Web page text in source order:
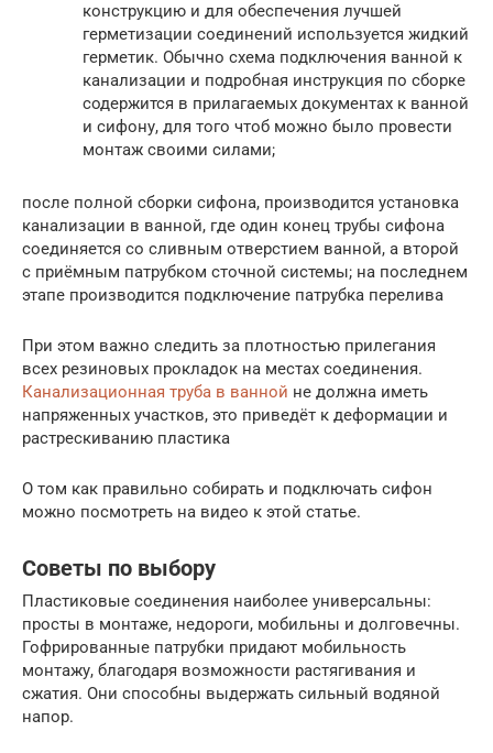
конструкцию и для обеспечения лучшей
герметизации соединений используется жидкий
герметик. Обычно схема подключения ванной к
канализации и подробная инструкция по сборке
содержится в прилагаемых документах к ванной
и сифону, для того чтоб можно было провести
монтаж своими силами;
после полной сборки сифона, производится установка
канализации в ванной, где один конец трубы сифона
соединяется со сливным отверстием ванной, а второй
с приёмным патрубком сточной системы; на последнем
этапе производится подключение патрубка перелива
При этом важно следить за плотностью прилегания
всех резиновых прокладок на местах соединения.
Канализационная труба в ванной не должна иметь
напряженных участков, это приведёт к деформации и
растрескиванию пластика
О том как правильно собирать и подключать сифон
можно посмотреть на видео к этой статье.
Советы по выбору
Пластиковые соединения наиболее универсальны:
просты в монтаже, недороги, мобильны и долговечны.
Гофрированные патрубки придают мобильность
монтажу, благодаря возможности растягивания и
сжатия. Они способны выдержать сильный водяной
напор.